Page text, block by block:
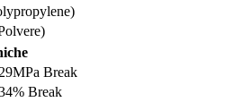
29MPa Break
Break